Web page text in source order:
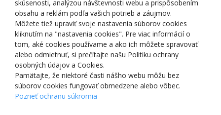
NAKUPOVANIE
ZÁKAZNÍCKA ZÓNA
NAŠE OCENENIA
skúsenosti, analýzou návštevnosti webu a prispôsobením
obsahu a reklám podľa vašich potrieb a záujmov.
Môžete tiež upraviť svoje nastavenia súborov cookies
kliknutím na "nastavenia cookies". Pre viac informácií o
tom, aké cookies používame a ako ich môžete spravovať
alebo odmietnuť, si prečítajte našu Politiku ochrany
osobných údajov a Cookies.
Pamätajte, že niektoré časti nášho webu môžu bez
súborov cookies fungovať obmedzene alebo vôbec.
Pozrieť ochranu súkromia